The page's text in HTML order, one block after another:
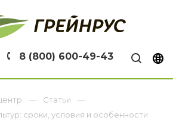
8 (800) 600-49-43
Статьи
сроки, условия и особенности